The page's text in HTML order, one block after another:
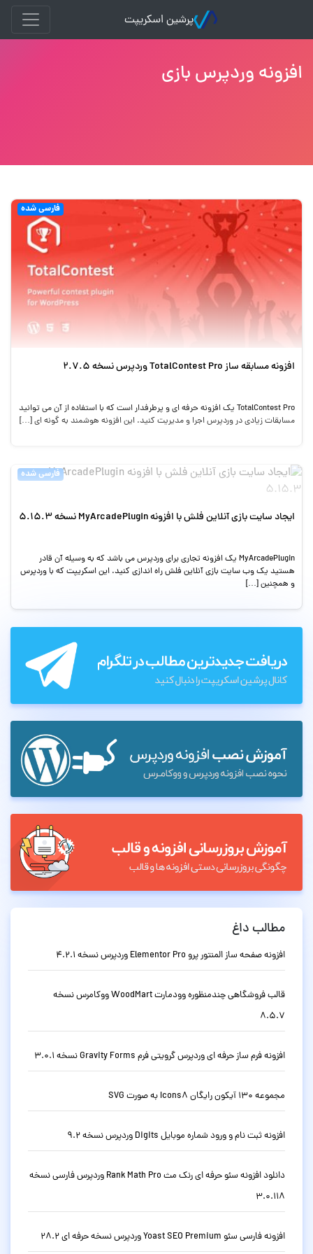
پرشین اسکریپت
افزونه وردپرس بازی
فارسی شده
افزونه مسابقه ساز TotalContest Pro وردپرس نسخه 2.7.5
TotalContest Pro یک افزونه حرفه ای و پرطرفدار است که با استفاده از آن می توانید
مسابقات زیادی در وردپرس اجرا و مدیریت کنید. این افزونه هوشمند به گونه ای […]
فارسی شده
ایجاد سایت بازی آنلاین فلش با افزونه MyArcadePlugin نسخه 5.15.3
MyArcadePlugin یک افزونه تجاری برای وردپرس می باشد که به وسیله آن قادر
هستید یک وب سایت بازی آنلاین فلش راه اندازی کنید. این اسکریپت که با وردپرس
و همچنین […]
مطالب داغ
افزونه صفحه ساز المنتور پرو Elementor Pro وردپرس نسخه 4.2.1
قالب فروشگاهی چندمنظوره وودمارت WoodMart ووکامرس نسخه
8.5.7
افزونه فرم ساز حرفه ای وردپرس گرویتی فرم Gravity Forms نسخه 3.0.1
مجموعه 130 آیکون رایگان Icons8 به صورت SVG
افزونه ثبت نام و ورود شماره موبایل Digits وردپرس نسخه 9.2
دانلود افزونه سئو حرفه ای رنک مث Rank Math Pro وردپرس فارسی نسخه
3.0.118
افزونه فارسی سئو Yoast SEO Premium وردپرس نسخه حرفه ای 28.2